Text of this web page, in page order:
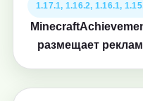
1.17.1, 1.16.2, 1.16.1,
размещает